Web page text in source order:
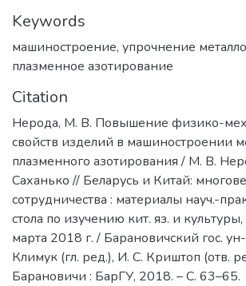
Keywords
машиностроение, упрочнение
плазменное азотирование
Citation
Нерода, М. В. Повышение физико-
свойств изделий в машиностроении
плазменного азотирования / М. В.
Саханько // Беларусь и Китай:
сотрудничества : материалы науч.-
стола по изучению кит. яз. и
марта 2018 г. / Барановичский гос.
Климук (гл. ред.), И. С. Криштоп (отв.
Барановичи : БарГУ, 2018. – С. 63–65.